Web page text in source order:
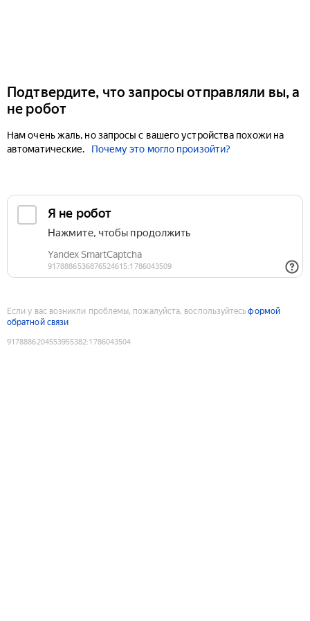
Подтвердите, что запросы отправляли вы, а
не робот
Нам очень жаль, но запросы с вашего устройства похожи на
автоматические.
Почему это могло произойти?
Если у вас возникли проблемы, пожалуйста, воспользуйтесьформой
обратной связи
9178886204553955382:1786043504